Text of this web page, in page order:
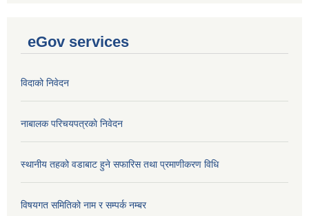
eGov services
विदाको निवेदन
नाबालक परिचयपत्रकाे निवेदन
स्थानीय तहको वडाबाट हुने सफारिस तथा प्रमाणीकरण विधि
विषयगत समितिको नाम र सम्पर्क नम्बर